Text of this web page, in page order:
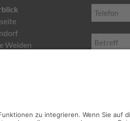
Weiden
Telefon
Betreff